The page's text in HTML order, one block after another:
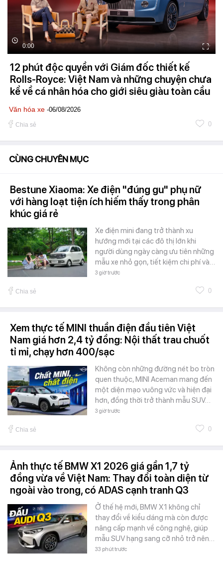
0:00
12 phút độc quyền với Giám đốc thiết kế
Rolls-Royce: Việt Nam và những chuyện chưa
kể về cá nhân hóa cho giới siêu giàu toàn cầu
Văn hóa xe -06/08/2026
Chia sẻ 0
CÙNG CHUYÊN MỤC
Bestune Xiaoma: Xe điện "đúng gu" phụ nữ
với hàng loạt tiện ích hiếm thấy trong phân
khúc giá rẻ
Xe điện mini đang trở thành xu
hướng mới tại các đô thị lớn khi
người dùng ngày càng ưu tiên những
mẫu xe nhỏ gọn, tiết kiệm chi phí và…
3 giờ trước
Chia sẻ 0
Xem thực tế MINI thuần điện đầu tiên Việt
Nam giá hơn 2,4 tỷ đồng: Nội thất trau chuốt
tỉ mỉ, chạy hơn 400/sạc
Không còn những đường nét bo tròn
quen thuộc, MINI Aceman mang đến
một diện mạo vuông vức và hiện đại
hơn, đồng thời trở thành mẫu SUV…
3 giờ trước
Chia sẻ 0
Ảnh thực tế BMW X1 2026 giá gần 1,7 tỷ
đồng vừa về Việt Nam: Thay đổi toàn diện từ
ngoài vào trong, có ADAS cạnh tranh Q3
Ở thế hệ mới, BMW X1 không chỉ
thay đổi về kiểu dáng mà còn được
nâng cấp mạnh về công nghệ, giúp
mẫu SUV hạng sang cỡ nhỏ trở nên…
33 phút trước